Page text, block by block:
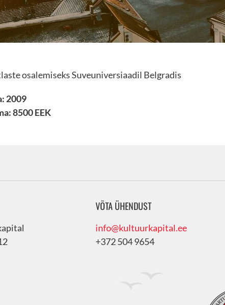
osalemiseks Suveuniversiaadil Belgradis
2009
8500 EEK
VÕTA ÜHENDUST
info@kultuurkapital.ee
+372 504 9654